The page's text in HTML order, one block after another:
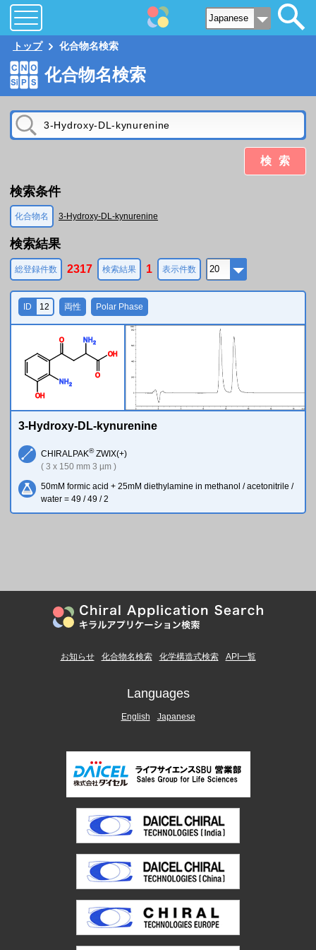
トップ 化合物名検索
化合物名検索
検索
検索条件
化合物名 3-Hydroxy-DL-kynurenine
検索結果
総登録件数 2317 検索結果 1 表示件数
OH
N H 2
O N H2
OH
O
ID 12 両性 Polar Phase
3-Hydroxy-DL-kynurenine
CHIRALPAK®ZWIX(+)
( 3 x 150 mm 3 µm )
50mM formic acid + 25mM diethylamine in methanol / acetonitrile /
water = 49 / 49 / 2
お知らせ 化合物名検索 化学構造式検索 API一覧
Languages
English Japanese